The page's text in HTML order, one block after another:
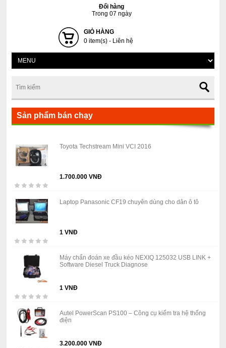
Đổi hàng
Trong 07 ngày
GIỎ HÀNG
0 item(s) - Liên hệ
Sản phẩm bán chạy
Toyota Techstream Mini VCI 2016
1.700.000 VNĐ
Laptop Panasonic CF19 chuyên dùng cho dân ô tô
1 VNĐ
Máy chẩn đoán xe đầu kéo NEXIQ 125032 USB LINK +
Software Diesel Truck Diagnose
1 VNĐ
Autel PowerScan PS100 – Công cụ kiểm tra hệ thống
điện
3.200.000 VNĐ